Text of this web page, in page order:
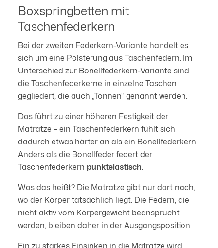
Boxspringbetten mit
Taschenfederkern
Bei der zweiten Federkern-Variante handelt es
sich um eine Polsterung aus Taschenfedern. Im
Unterschied zur Bonellfederkern-Variante sind
die Taschenfederkerne in einzelne Taschen
gegliedert, die auch „Tonnen“ genannt werden.
Das führt zu einer höheren Festigkeit der
Matratze – ein Taschenfederkern fühlt sich
dadurch etwas härter an als ein Bonellfederkern.
Anders als die Bonellfeder federt der
Taschenfederkern punktelastisch.
Was das heißt? Die Matratze gibt nur dort nach,
wo der Körper tatsächlich liegt. Die Federn, die
nicht aktiv vom Körpergewicht beansprucht
werden, bleiben daher in der Ausgangsposition.
Ein zu starkes Einsinken in die Matratze wird